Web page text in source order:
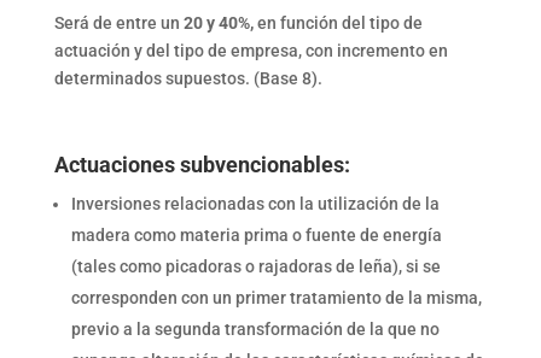
Será de entre un 20 y 40%,en función del tipo de
actuación y del tipo de empresa, con incremento en
determinados supuestos. (Base 8).
Actuaciones subvencionables:
Inversiones relacionadas con la utilización de la
madera como materia prima o fuente de energía
(tales como picadoras o rajadoras de leña), si se
corresponden con un primer tratamiento de la misma,
previo a la segunda transformación de la que no